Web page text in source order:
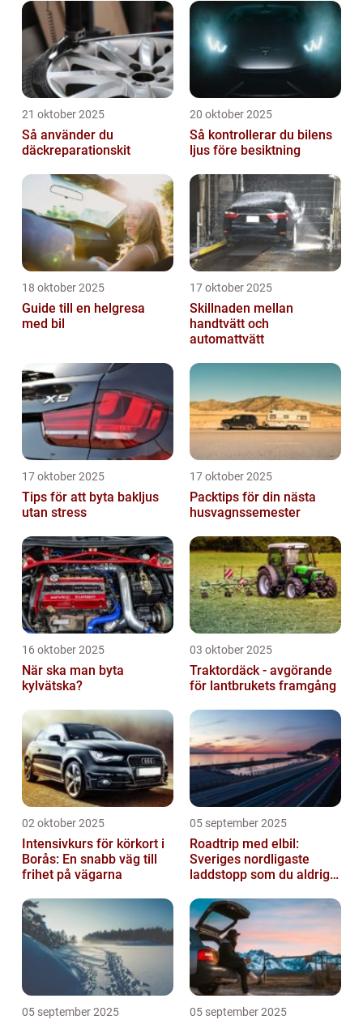
21 oktober 2025
Så använder du
däckreparationskit
20 oktober 2025
Så kontrollerar du bilens
ljus före besiktning
18 oktober 2025
Guide till en helgresa
med bil
17 oktober 2025
Skillnaden mellan
handtvätt och
automattvätt
17 oktober 2025
Tips för att byta bakljus
utan stress
17 oktober 2025
Packtips för din nästa
husvagnssemester
16 oktober 2025
När ska man byta
kylvätska?
03 oktober 2025
Traktordäck - avgörande
för lantbrukets framgång
02 oktober 2025
Intensivkurs för körkort i
Borås: En snabb väg till
frihet på vägarna
05 september 2025
Roadtrip med elbil:
Sveriges nordligaste
laddstopp som du aldrig
05 september 2025 05 september 2025